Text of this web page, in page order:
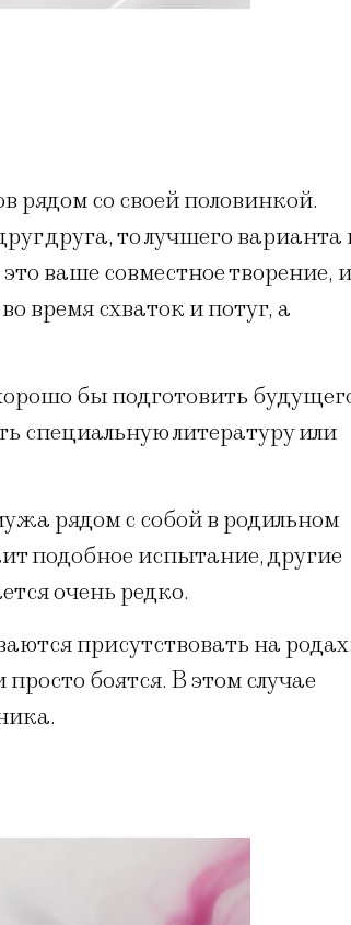
рядом со своей половинкой.
друга, то лучшего варианта
ваше совместное творение, и
время схваток и потуг, а
бы подготовить
специальную литературу или
рядом с собой в родильном
подобное испытание, другие
очень редко.
присутствовать на
боятся. В этом случае